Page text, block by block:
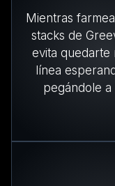
Mientras
stacks de
evita quedarte
línea
pegándole a